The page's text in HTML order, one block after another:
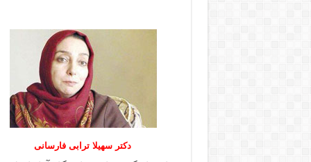
دکتر سهیلا ترابی فارسانی